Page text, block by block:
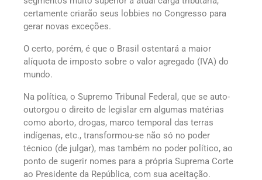
certamente criarão seus lobbies no Congresso para
gerar novas exceções.
O certo, porém, é que o Brasil ostentará a maior
alíquota de imposto sobre o valor agregado (IVA) do
mundo.
Na política, o Supremo Tribunal Federal, que se auto-
outorgou o direito de legislar em algumas matérias
como aborto, drogas, marco temporal das terras
indígenas, etc., transformou-se não só no poder
técnico (de julgar), mas também no poder político, ao
ponto de sugerir nomes para a própria Suprema Corte
ao Presidente da República, com sua aceitação.